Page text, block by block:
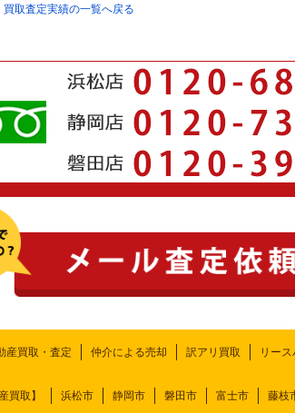
買取査定実績の一覧へ戻る
産買取・査定 仲介による売却 訳アリ買取 リース
買取】 浜松市 静岡市 磐田市 富士市 藤枝